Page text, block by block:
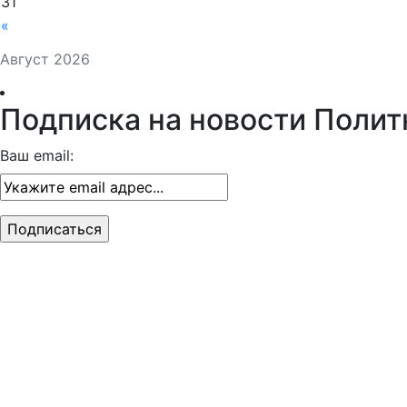
Август 2026
«
Подписка на новости
Ваш email: